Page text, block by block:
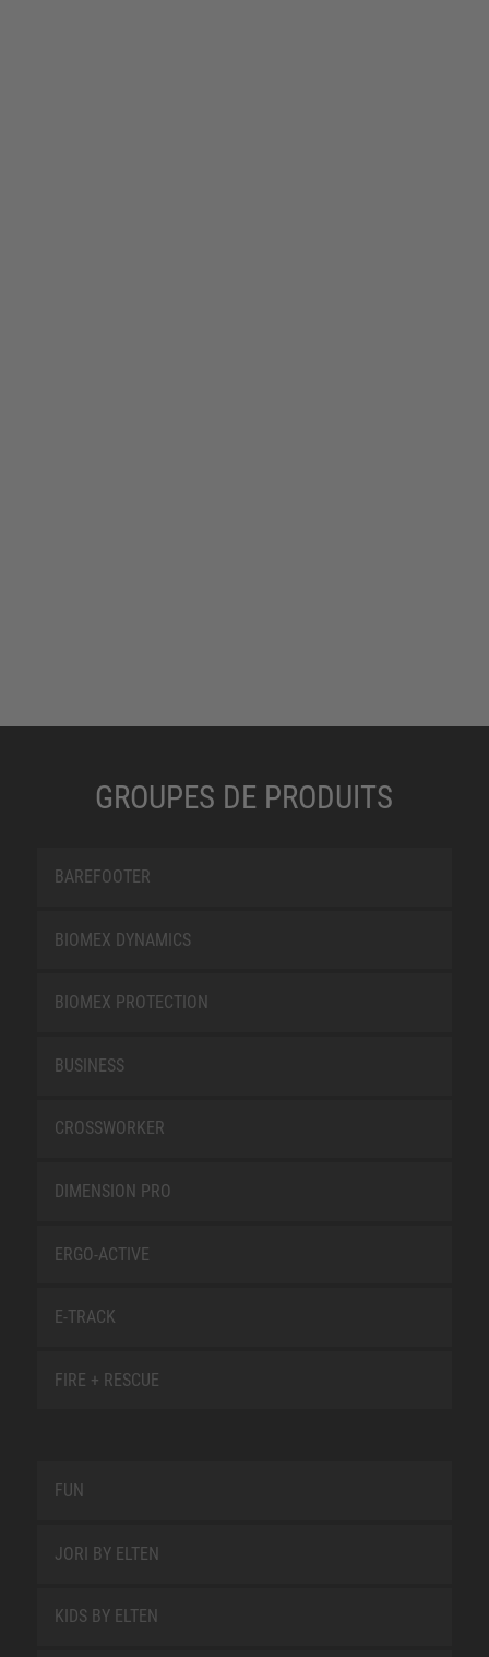
GROUPES DE PRODUITS
BAREFOOTER
BIOMEX DYNAMICS
BIOMEX PROTECTION
BUSINESS
CROSSWORKER
DIMENSION PRO
ERGO-ACTIVE
E-TRACK
FIRE + RESCUE
FUN
JORI BY ELTEN
KIDS BY ELTEN